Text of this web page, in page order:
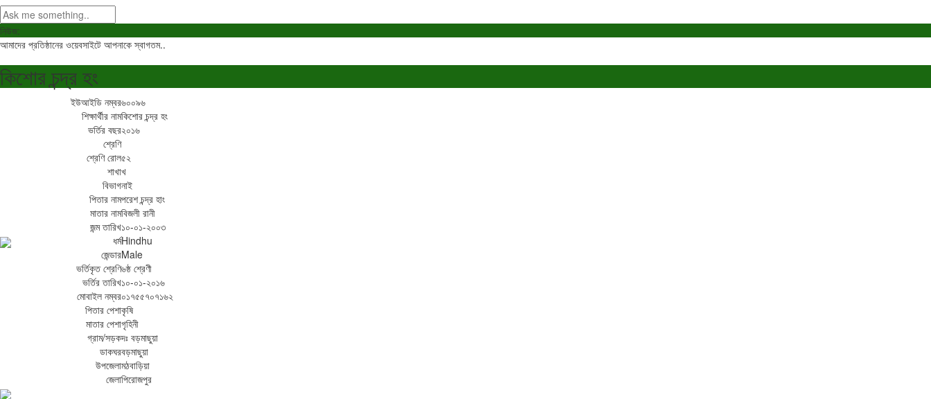
নিউজ:
আমাদের প্রতিষ্ঠানের ওয়েবসাইটে আপনাকে স্বাগতম..
কিশোর চন্দ্র হং
ইউআইডি নম্বর৬০০৯৬
শিক্ষার্থীর নামকিশোর চন্দ্র হং
ভর্তির বছর২০১৬
শ্রেণি
শ্রেণি রোল৫২
শাখাখ
বিভাগনাই
পিতার নামপরেশ চন্দ্র হাং
মাতার নামবিজলী রানী
জন্ম তারিখ১০-০১-২০০৩
ধর্মHindhu
জেন্ডারMale
ভর্তিকৃত শ্রেণি৬ষ্ঠ শ্রেণী
ভর্তির তারিখ১০-০১-২০১৬
মোবাইল নম্বর০১৭৫৫৭০৭১৬২
পিতার পেশাকৃষি
মাতার পেশাগৃহিনী
গ্রাম/সড়কদঃ বড়মাছুয়া
ডাকঘরবড়মাছুয়া
উপজেলামঠবাড়িয়া
জেলাপিরোজপুর